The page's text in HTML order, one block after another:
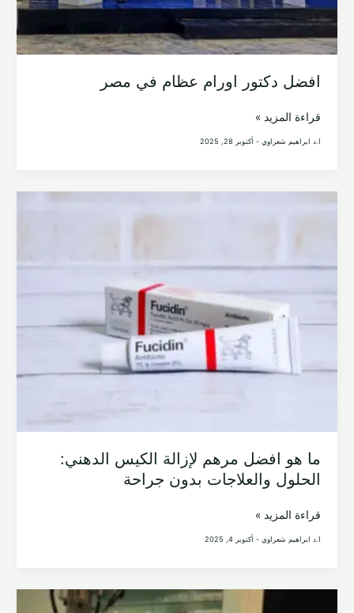
افضل دكتور اورام عظام في مصر
افضل
دكتور
في
قراءة المزيد »
ا.د ابراهيم شعراوي - أكتوبر 28, 2025
ما هو افضل مرهم لإزالة الكيس الدهني:
الحلول والعلاجات بدون جراحة
ما
هو
لإزالة
قراءة المزيد »
ا.د ابراهيم شعراوي - أكتوبر 4, 2025